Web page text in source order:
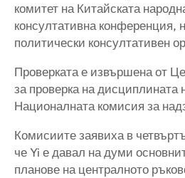
комитет на Китайската
консултативна конференция,
политически консултативен
Проверката е извършена от
за проверка на дисциплината
Националната комисия за
Комисиите заявиха в
че Yi е давал на думи
планове на централното